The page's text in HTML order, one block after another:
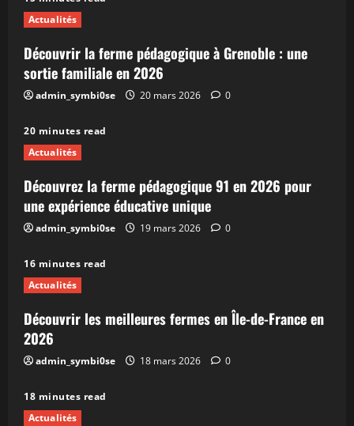
Actualités
Découvrir la ferme pédagogique à Grenoble : une
sortie familiale en 2026
admin_symbi0se 20 mars 2026 0
20 minutes read
Actualités
Découvrez la ferme pédagogique 91 en 2026 pour
une expérience éducative unique
admin_symbi0se 19 mars 2026 0
16 minutes read
Actualités
Découvrir les meilleures fermes en Île-de-France en
2026
admin_symbi0se 18 mars 2026 0
18 minutes read
Actualités